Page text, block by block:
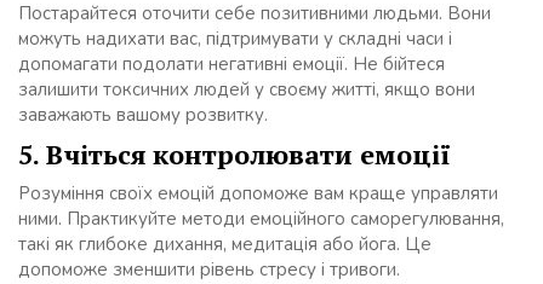
Постарайтеся оточити себе позитивними людьми. Вони
можуть надихати вас, підтримувати у складні часи і
допомагати подолати негативні емоції. Не бійтеся
залишити токсичних людей у своєму житті, якщо вони
заважають вашому розвитку.
5. Вчіться контролювати емоції
Розуміння своїх емоцій допоможе вам краще управляти
ними. Практикуйте методи емоційного саморегулювання,
такі як глибоке дихання, медитація або йога. Це
допоможе зменшити рівень стресу і тривоги.